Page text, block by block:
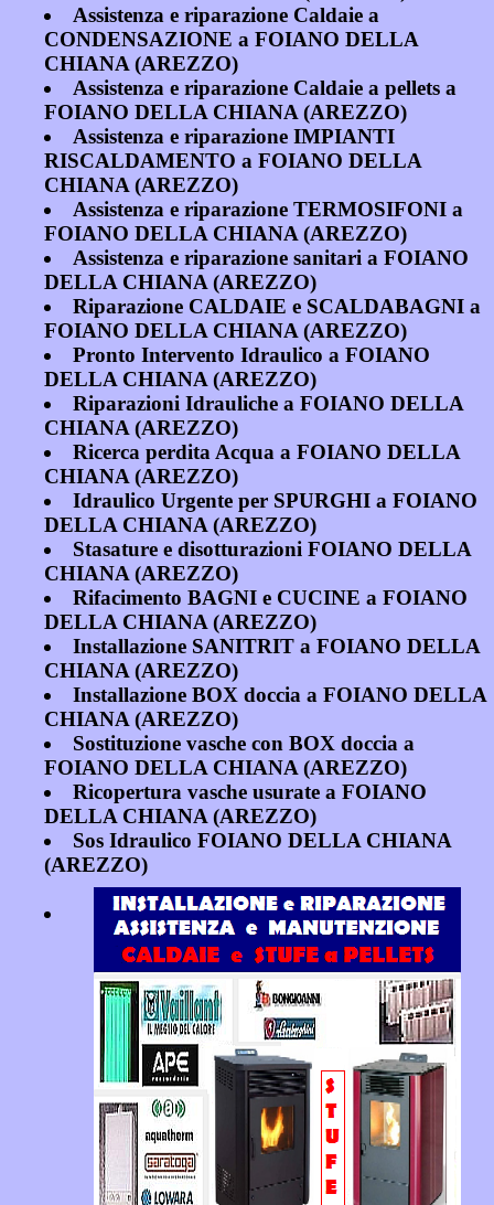
Assistenza e riparazione Caldaie a
CONDENSAZIONE a FOIANO DELLA
CHIANA (AREZZO)
Assistenza e riparazione Caldaie a pellets a
FOIANO DELLA CHIANA (AREZZO)
Assistenza e riparazione IMPIANTI
RISCALDAMENTO a FOIANO DELLA
CHIANA (AREZZO)
Assistenza e riparazione TERMOSIFONI a
FOIANO DELLA CHIANA (AREZZO)
Assistenza e riparazione sanitari a FOIANO
DELLA CHIANA (AREZZO)
Riparazione CALDAIE e SCALDABAGNI a
FOIANO DELLA CHIANA (AREZZO)
Pronto Intervento Idraulico a FOIANO
DELLA CHIANA (AREZZO)
Riparazioni Idrauliche a FOIANO DELLA
CHIANA (AREZZO)
Ricerca perdita Acqua a FOIANO DELLA
CHIANA (AREZZO)
Idraulico Urgente per SPURGHI a FOIANO
DELLA CHIANA (AREZZO)
Stasature e disotturazioni FOIANO DELLA
CHIANA (AREZZO)
Rifacimento BAGNI e CUCINE a FOIANO
DELLA CHIANA (AREZZO)
Installazione SANITRIT a FOIANO DELLA
CHIANA (AREZZO)
Installazione BOX doccia a FOIANO DELLA
CHIANA (AREZZO)
Sostituzione vasche con BOX doccia a
FOIANO DELLA CHIANA (AREZZO)
Ricopertura vasche usurate a FOIANO
DELLA CHIANA (AREZZO)
Sos Idraulico FOIANO DELLA CHIANA
(AREZZO)